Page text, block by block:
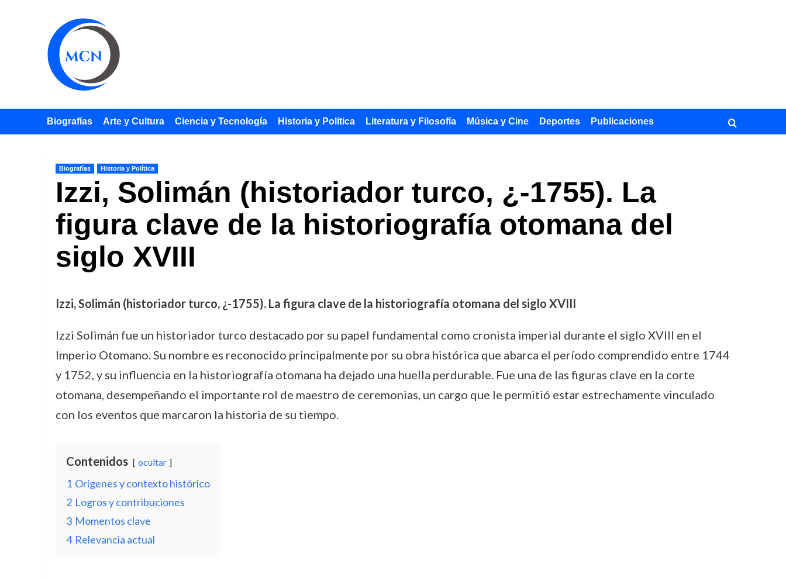
Biografías Arte y Cultura Ciencia y Tecnología Historia y Política Literatura y Filosofía Música y Cine Deportes Publicaciones
Biografías Historia y Política
Izzi, Solimán (historiador turco, ¿-1755). La
figura clave de la historiografía otomana del
siglo XVIII
Izzi, Solimán (historiador turco, ¿-1755). La figura clave de la historiografía otomana del siglo XVIII
Izzi Solimán fue un historiador turco destacado por su papel fundamental como cronista imperial durante el siglo XVIII en el
Imperio Otomano. Su nombre es reconocido principalmente por su obra histórica que abarca el período comprendido entre 1744
y 1752, y su influencia en la historiografía otomana ha dejado una huella perdurable. Fue una de las figuras clave en la corte
otomana, desempeñando el importante rol de maestro de ceremonias, un cargo que le permitió estar estrechamente vinculado
con los eventos que marcaron la historia de su tiempo.
Contenidos ocultar
1 Orígenes y contexto histórico
2 Logros y contribuciones
3 Momentos clave
4 Relevancia actual